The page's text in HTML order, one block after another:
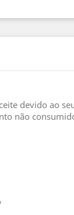
devido ao
não